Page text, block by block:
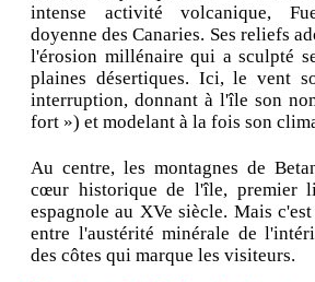
intense activité volcanique,
doyenne des Canaries. Ses reliefs
l'érosion millénaire qui a sculpté
plaines désertiques. Ici, le vent
interruption, donnant à l'île son
fort ») et modelant à la fois son
Au centre, les montagnes de
cœur historique de l'île, premier
espagnole au XVe siècle. Mais
entre l'austérité minérale de
des côtes qui marque les visiteurs.